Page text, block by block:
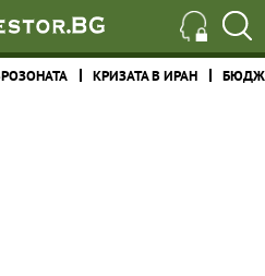
КРИЗАТА В ИРАН